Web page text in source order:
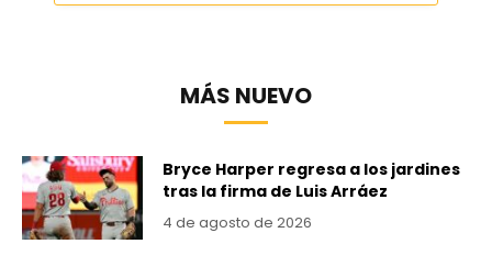
MÁS NUEVO
Bryce Harper regresa a los jardines
tras la firma de Luis Arráez
4 de agosto de 2026